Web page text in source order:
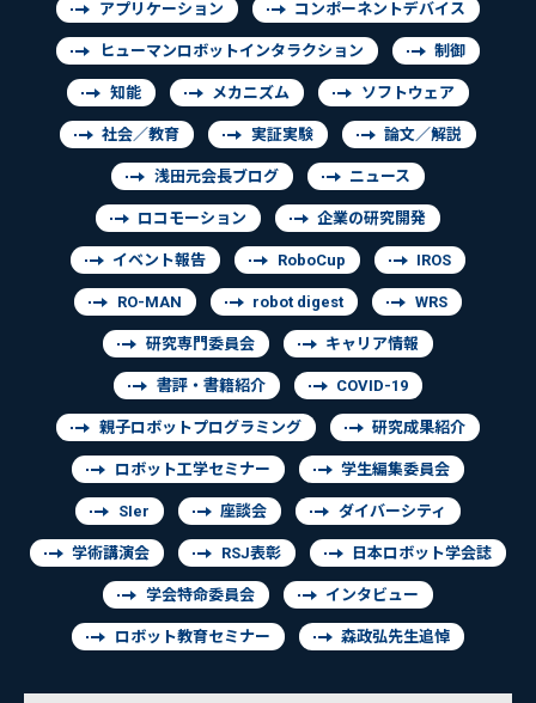
アプリケーション コンポーネントデバイス
ヒューマンロボットインタラクション 制御
知能 メカニズム ソフトウェア
社会／教育 実証実験 論文／解説
浅田元会長ブログ ニュース
ロコモーション 企業の研究開発
イベント報告 RoboCup IROS
RO-MAN robot digest WRS
研究専門委員会 キャリア情報
書評・書籍紹介 COVID-19
親子ロボットプログラミング 研究成果紹介
ロボット工学セミナー 学生編集委員会
SIer 座談会 ダイバーシティ
学術講演会 RSJ表彰 日本ロボット学会誌
学会特命委員会 インタビュー
ロボット教育セミナー 森政弘先生追悼